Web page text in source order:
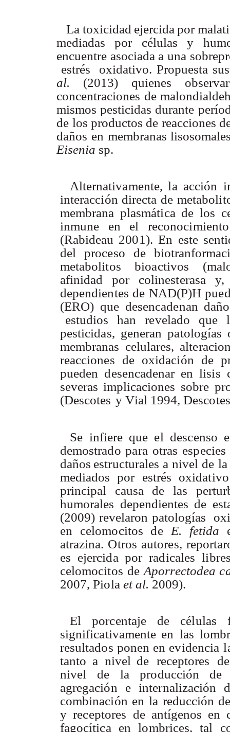
La toxicidad ejercida por
mediadas
por células y
encuentre asociada a una
estrés oxidativo. Propuesta
al.
(2013) quienes
concentraciones de
mismos pesticidas durante
de los productos de reacciones
daños en membranas
Eisenia sp.
Alternativamente, la acción
interacción directa de
membrana plasmática de los
inmune en el reconocimient
(Rabideau 2001). En este
del proceso de
metabolitos bioactivos
afinidad por colinesterasa y,
dependientes de NAD(P)H
(ERO) que desencadenan daño
estudios han revelado que l
pesticidas, generan patologías
membranas celulares,
reacciones de oxidación de
pueden desencadenar en lisis
severas implicaciones sobre
(Descotes y Vial 1994, Descotes
Se infiere que el descenso e
demostradopara otras especies
daños estructurales a nivel de la
mediados por estrés oxidativo
principal causa de las
humorales dependientes de
(2009) revelaron patologías
en celomocitos de E. fetida
atrazina. Otros autores,
es ejercida por radicales libre
celomocitos de Aporrectodea
2007, Piola etal. 2009).
El porcentaje de células
significativamente en las
resultados ponen en evidencia l
tanto a nivel de receptores de
nivel de la producción de
agregación e internalización
combinación en la reducción de
y receptores de antígenos en
fagocítica en lombrices,tal